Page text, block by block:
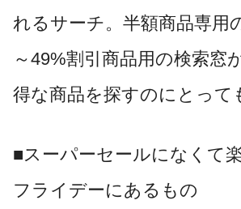
れるサーチ。半額商品専用
～49%割引商品用の検索窓
得な商品を探すのにとって
■スーパーセールになくて
フライデーにあるもの